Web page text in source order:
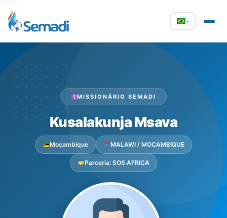
▾
MISSIONÁRIO SEMADI
Kusalakunja Msava
Moçambique MALAWI / MOCAMBIQUE
Parceria: SOS AFRICA